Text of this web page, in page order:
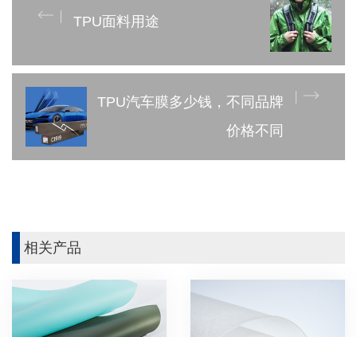
TPU面料用途
TPU汽车膜多少钱，不同品牌
价格不同
相关产品